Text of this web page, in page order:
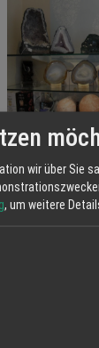
wir über Sie
, um weitere